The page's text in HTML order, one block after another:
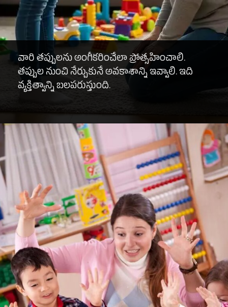
వారి తప్పులను అంగీకరించేలా ప్రోత్సహించాలి.
తప్పుల నుంచి నేర్చుకునే అవకాశాన్ని ఇవ్వాలి. ఇది
వ్యక్తిత్వాన్ని బలపరుస్తుంది.